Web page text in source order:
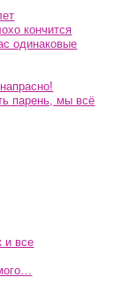
кончится
одинаковые
парень, мы всё
и все